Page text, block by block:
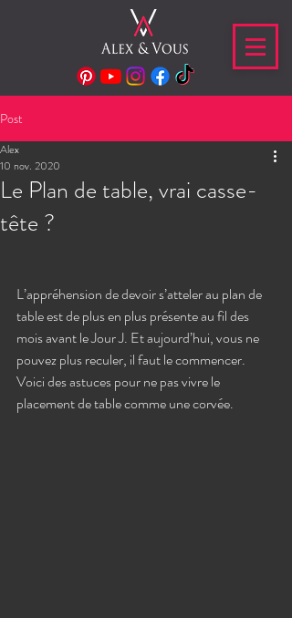
Post
Le Plan de table, vrai casse-
tête ?
Alex
10 nov. 2020
L’appréhension de devoir s’atteler au plan de
table est de plus en plus présente au fil des
mois avant le Jour J. Et aujourd’hui, vous ne
pouvez plus reculer, il faut le commencer.
Voici des astuces pour ne pas vivre le
placement de table comme une corvée.